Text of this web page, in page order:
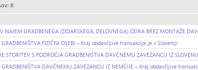
8
NAJEM GRADBENEGA (ZIDARSKEGA, DELOVNEGA) ODRA BREZ MONTAŽE
GRADBENIŠTVA FIZIČNI OSEBI – Kraj obdavčljive transakcije je v Sloveniji
STORITEV S PODROČJA GRADBENIŠTVA DAVČNEMU ZAVEZANCU IZ
GRADBENIŠTVA DAVČNEMU ZAVEZANCU IZ NEMČIJE – Kraj obdavčljive